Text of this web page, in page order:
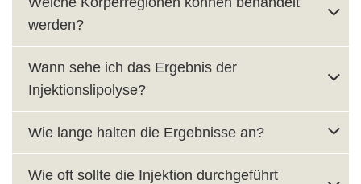
werden?
Wann sehe ich das Ergebnis der
Injektionslipolyse?
Wie lange halten die Ergebnisse an?
Wie oft sollte die Injektion durchgeführt